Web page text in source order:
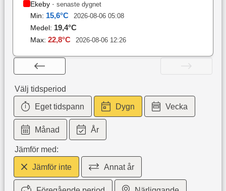
Ekeby· senaste dygnet
Min: 15,6°C 2026-08-06 05:08
Medel: 19,4°C
Max: 22,8°C 2026-08-06 12:26
Välj tidsperiod
Eget tidspann Dygn Vecka
Månad År
Jämför med:
Jämför inte Annat år